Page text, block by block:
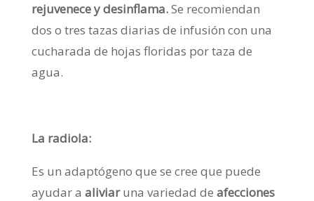
rejuvenece y desinflama.Se recomiendan
dos o tres tazas diarias de infusión con una
cucharada de hojas floridas por taza de
agua.
La radiola:
Es un adaptógeno que se cree que puede
ayudar a aliviaruna variedad de afecciones